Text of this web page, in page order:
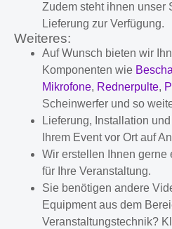
Zudem steht ihnen unser
Lieferung zur Verfügung.
Weiteres:
Auf Wunsch bieten wir
Komponenten wie
Mikrofone, Rednerpulte,
Scheinwerfer und so
Lieferung, Installation
Ihrem Event vor Ort auf
Wir erstellen Ihnen
für Ihre Veranstaltung.
Sie benötigen andere
Equipment aus dem
Veranstaltungstechnik?